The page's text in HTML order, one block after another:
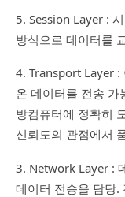
5. Session Layer :
방식으로 데이터를
4. Transport Layer :
온 데이터를 전송 가
방컴퓨터에 정확히
신뢰도의 관점에서
3. Network Layer :
데이터 전송을 담당.